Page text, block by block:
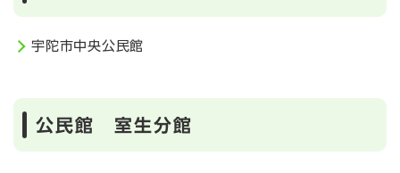
宇陀市中央公民館
公民館 室生分館